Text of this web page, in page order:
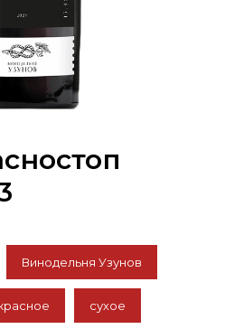
Винодельня Узунов
сухое